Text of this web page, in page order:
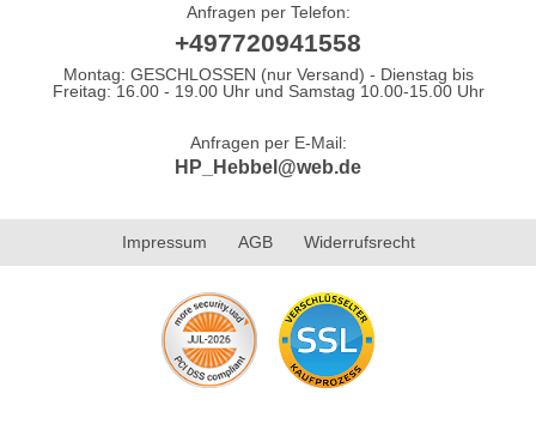
Anfragen per Telefon:
+497720941558
Montag: GESCHLOSSEN (nur Versand) - Dienstag bis
Freitag: 16.00 - 19.00 Uhr und Samstag 10.00-15.00 Uhr
Anfragen per E-Mail:
HP_Hebbel@web.de
Impressum AGB Widerrufsrecht